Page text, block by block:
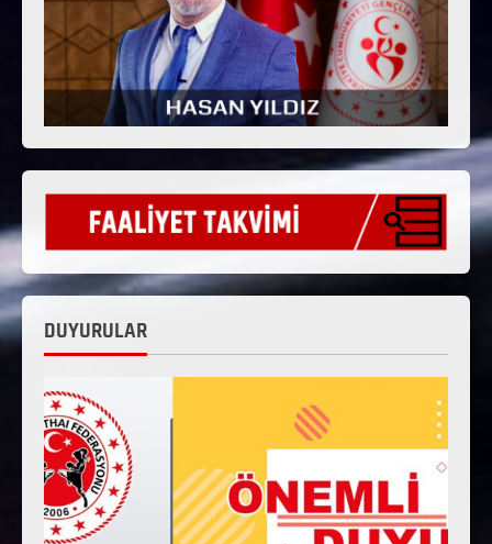
DUYURULAR